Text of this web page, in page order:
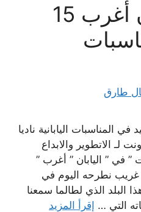
اتيكيت اليابان أغرب 15
طارق
اليابان أغرب 15 تقليد في المناسبات اليابانية ناديا
لـ الاتطوير والابداع
” في ” اليابان ” أغرب ”
غريب نطرحه اليوم في
البلد الذي لطالما سمعنا
التي … إقرأ المزيد